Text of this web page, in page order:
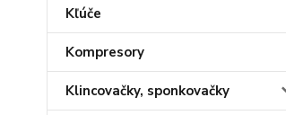
Kľúče
Kompresory
Klincovačky, sponkovačky